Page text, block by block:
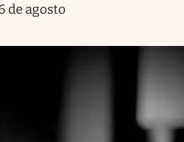
de agosto